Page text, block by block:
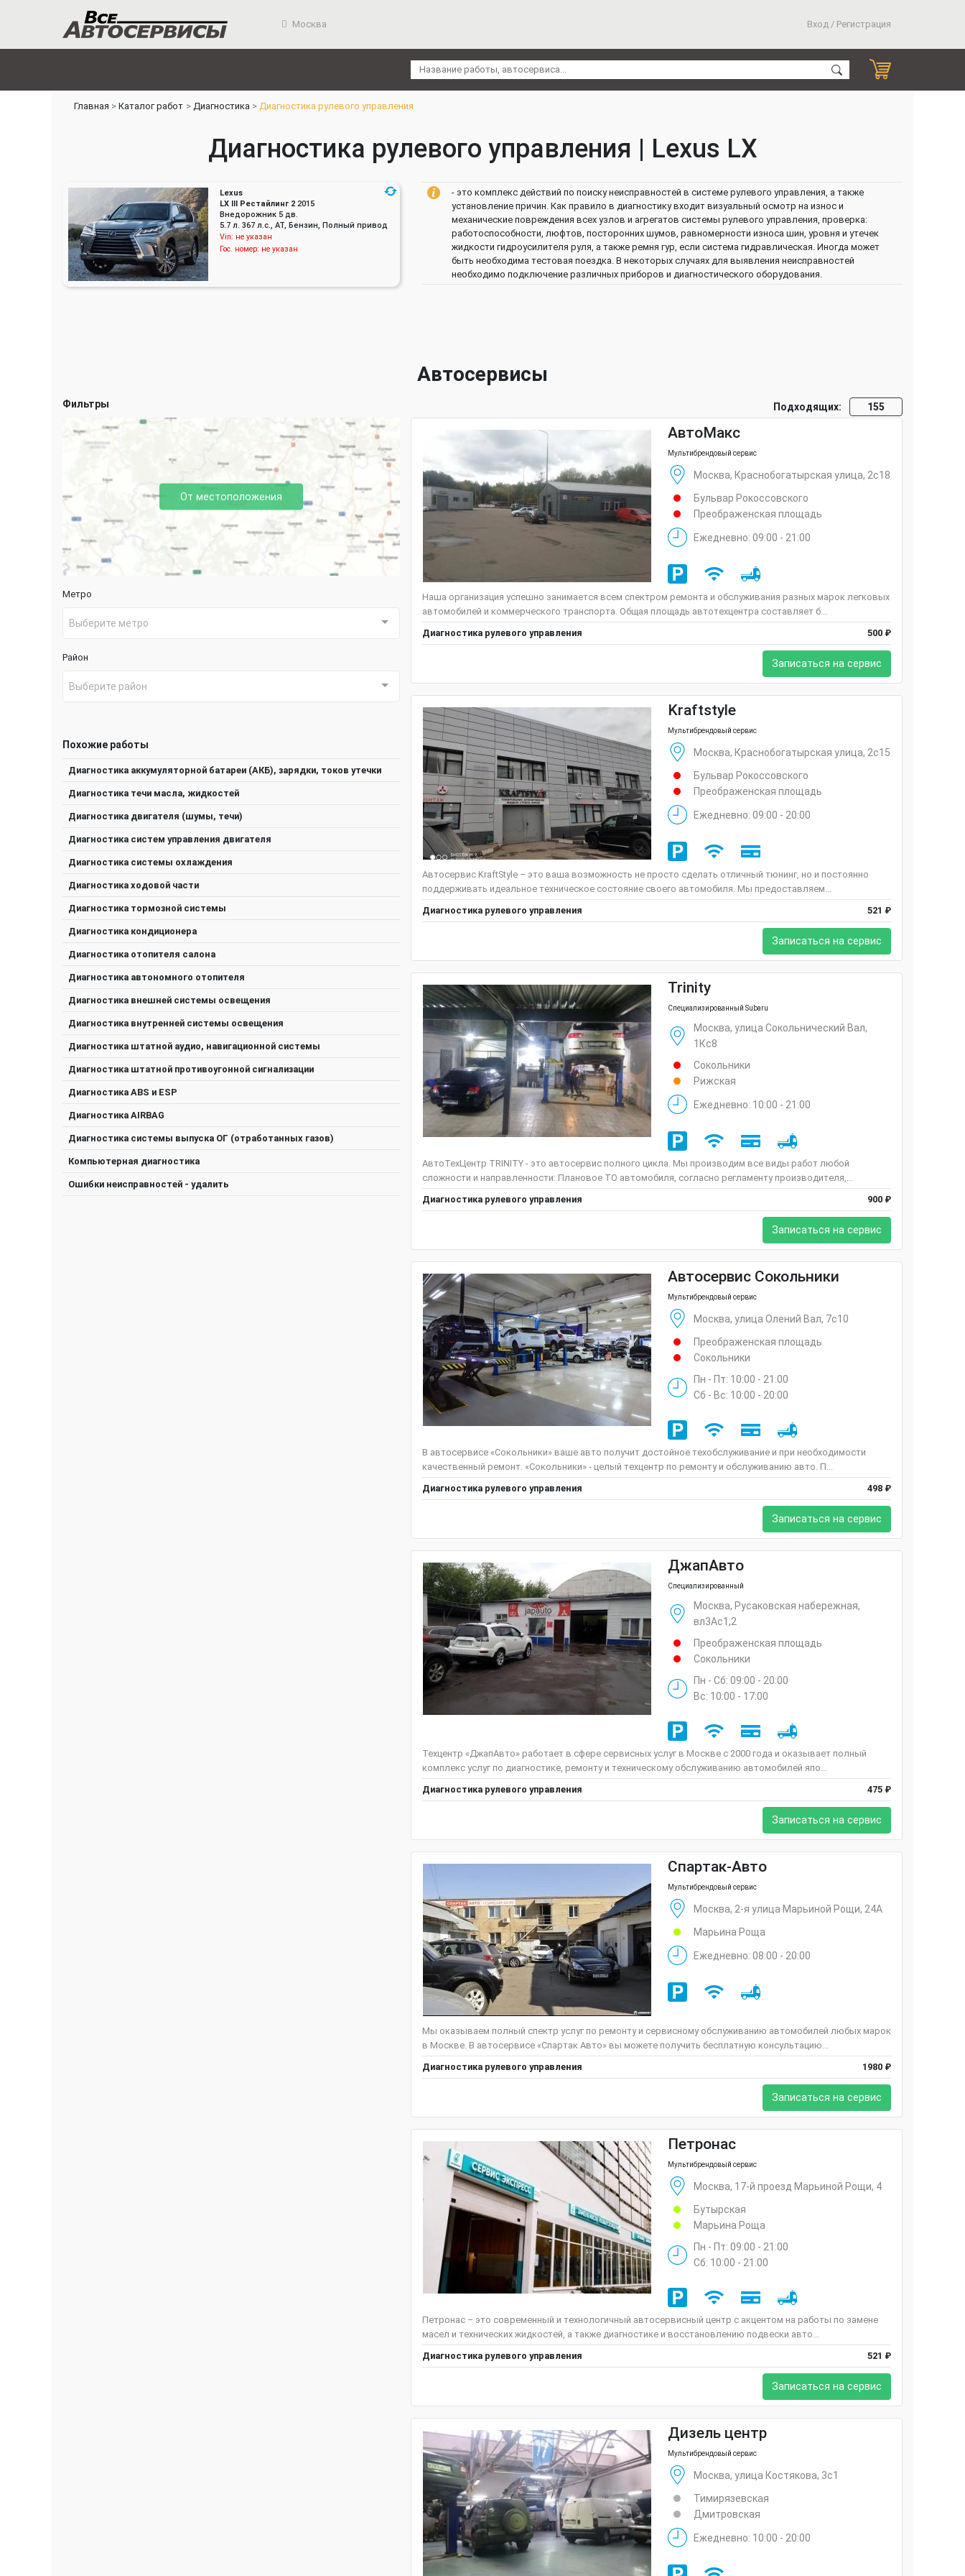
Москва Вход / Регистрация
Главная Каталог работ Диагностика Диагностика рулевого управления
Диагностика рулевого управления | Lexus LX
Lexus
LX III Рестайлинг 2 2015
Внедорожник 5 дв.
5.7 л. 367 л.с., AT, Бензин, Полный привод
Vin: не указан
Гос. номер: не указан
- это комплекс действий по поиску неисправностей в системе рулевого управления, а также
установление причин. Как правило в диагностику входит визуальный осмотр на износ и
механические повреждения всех узлов и агрегатов системы рулевого управления, проверка:
работоспособности, люфтов, посторонних шумов, равномерности износа шин, уровня и утечек
жидкости гидроусилителя руля, а также ремня гур, если система гидравлическая. Иногда может
быть необходима тестовая поездка. В некоторых случаях для выявления неисправностей
необходимо подключение различных приборов и диагностического оборудования.
Автосервисы
Фильтры
От местоположения
Метро
Выберите метро
Район
Выберите район
Похожие работы
Диагностика аккумуляторной батареи (АКБ), зарядки, токов утечки
Диагностика течи масла, жидкостей
Диагностика двигателя (шумы, течи)
Диагностика систем управления двигателя
Диагностика системы охлаждения
Диагностика ходовой части
Диагностика тормозной системы
Диагностика кондиционера
Диагностика отопителя салона
Диагностика автономного отопителя
Диагностика внешней системы освещения
Диагностика внутренней системы освещения
Диагностика штатной аудио, навигационной системы
Диагностика штатной противоугонной сигнализации
Диагностика ABS и ESP
Диагностика AIRBAG
Диагностика системы выпуска ОГ (отработанных газов)
Компьютерная диагностика
Ошибки неисправностей - удалить
Подходящих: 155
АвтоМакс
Мультибрендовый сервис
Москва, Краснобогатырская улица, 2с18
Бульвар Рокоссовского
Преображенская площадь
Ежедневно: 09:00 - 21:00
Наша организация успешно занимается всем спектром ремонта и обслуживания разных марок легковых
автомобилей и коммерческого транспорта. Общая площадь автотехцентра составляет б...
Диагностика рулевого управления
500 ₽
Записаться на сервис
Kraftstyle
Мультибрендовый сервис
Москва, Краснобогатырская улица, 2с15
Бульвар Рокоссовского
Преображенская площадь
Ежедневно: 09:00 - 20:00
Автосервис KraftStyle – это ваша возможность не просто сделать отличный тюнинг, но и постоянно
поддерживать идеальное техническое состояние своего автомобиля. Мы предоставляем...
Диагностика рулевого управления
521 ₽
Записаться на сервис
Trinity
Специализированный Subaru
Москва, улица Сокольнический Вал,
1Кс8
Сокольники
Рижская
Ежедневно: 10:00 - 21:00
АвтоТехЦентр TRINITY - это автосервис полного цикла. Мы производим все виды работ любой
сложности и направленности: Плановое ТО автомобиля, согласно регламенту производителя,...
Диагностика рулевого управления
900 ₽
Записаться на сервис
Автосервис Сокольники
Мультибрендовый сервис
Москва, улица Олений Вал, 7с10
Преображенская площадь
Сокольники
Пн - Пт: 10:00 - 21:00
Сб - Вс: 10:00 - 20:00
В автосервисе «Сокольники» ваше авто получит достойное техобслуживание и при необходимости
качественный ремонт. «Сокольники» - целый техцентр по ремонту и обслуживанию авто. П...
Диагностика рулевого управления
498 ₽
Записаться на сервис
ДжапАвто
Специализированный
Москва, Русаковская набережная,
вл3Ас1,2
Преображенская площадь
Сокольники
Пн - Сб: 09:00 - 20:00
Вс: 10:00 - 17:00
Техцентр «ДжапАвто» работает в сфере сервисных услуг в Москве с 2000 года и оказывает полный
комплекс услуг по диагностике, ремонту и техническому обслуживанию автомобилей япо...
Диагностика рулевого управления
475 ₽
Записаться на сервис
Спартак-Авто
Мультибрендовый сервис
Москва, 2-я улица Марьиной Рощи, 24А
Марьина Роща
Ежедневно: 08:00 - 20:00
Мы оказываем полный спектр услуг по ремонту и сервисному обслуживанию автомобилей любых марок
в Москве. В автосервисе «Спартак Авто» вы можете получить бесплатную консультацию...
Диагностика рулевого управления
1980 ₽
Записаться на сервис
Петронас
Мультибрендовый сервис
Москва, 17-й проезд Марьиной Рощи, 4
Бутырская
Марьина Роща
Пн - Пт: 09:00 - 21:00
Сб: 10:00 - 21:00
Петронас – это современный и технологичный автосервисный центр с акцентом на работы по замене
масел и технических жидкостей, а также диагностике и восстановлению подвески авто...
Диагностика рулевого управления
521 ₽
Записаться на сервис
Дизель центр
Мультибрендовый сервис
Москва, улица Костякова, 3с1
Тимирязевская
Дмитровская
Ежедневно: 10:00 - 20:00